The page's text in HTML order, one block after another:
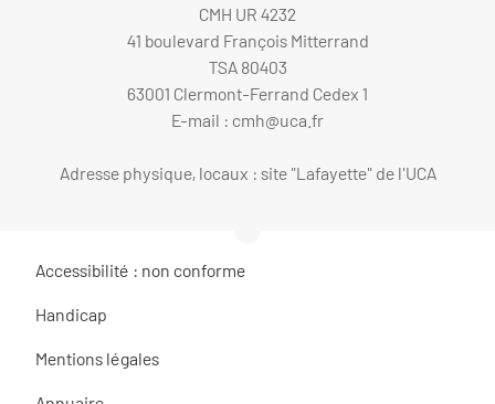
CMH UR 4232
41 boulevard François Mitterrand
TSA 80403
63001 Clermont-Ferrand Cedex 1
E-mail : cmh@uca.fr
Adresse physique, locaux : site "Lafayette" de l'UCA
Accessibilité : non conforme
Handicap
Mentions légales